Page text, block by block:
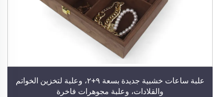
علبة ساعات خشبية جديدة بسعة ٩+٢، وعلبة لتخزين الخواتم
والقلادات، وعلبة مجوهرات فاخرة